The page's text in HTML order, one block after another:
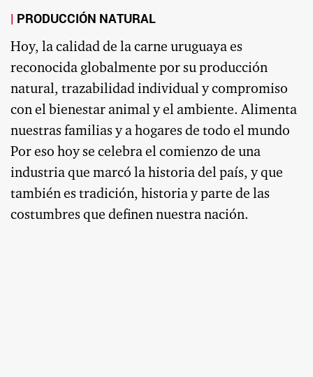
PRODUCCIÓN NATURAL
Hoy, la calidad de la carne uruguaya es
reconocida globalmente por su producción
natural, trazabilidad individual y compromiso
con el bienestar animal y el ambiente. Alimenta
nuestras familias y a hogares de todo el mundo
Por eso hoy se celebra el comienzo de una
industria que marcó la historia del país, y que
también es tradición, historia y parte de las
costumbres que definen nuestra nación.